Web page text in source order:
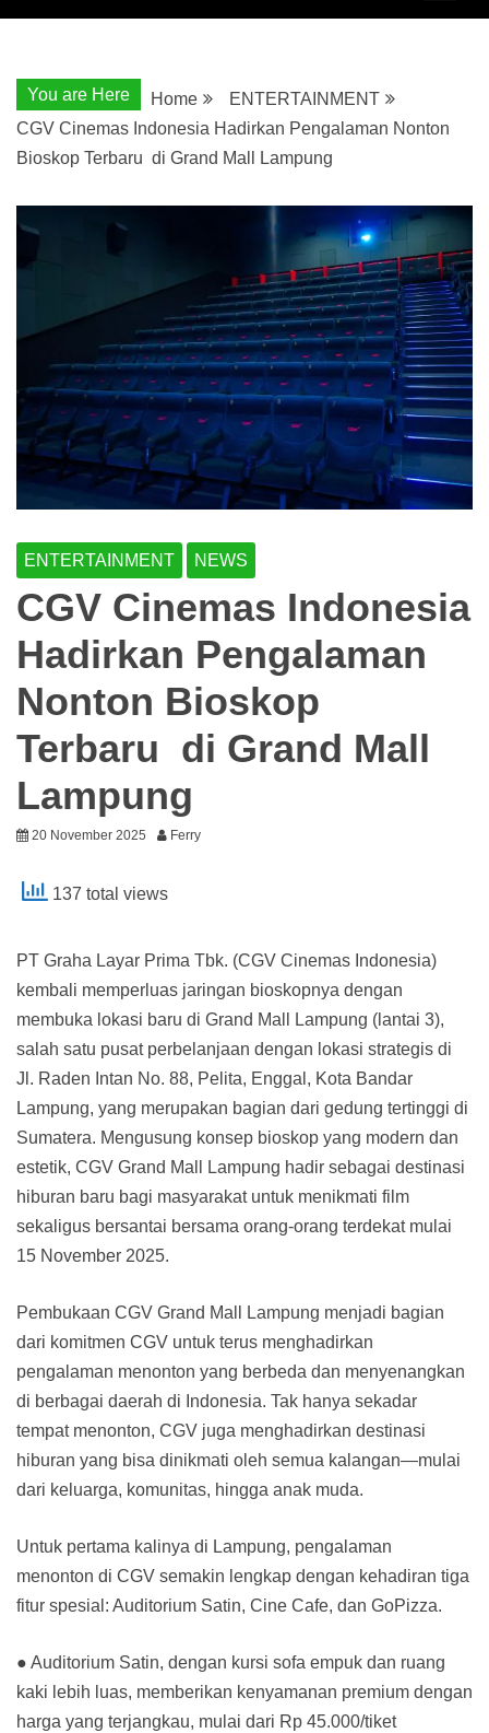
You are Here Home
ENTERTAINMENT
CGV Cinemas Indonesia Hadirkan Pengalaman Nonton
Bioskop Terbaru di Grand Mall Lampung
ENTERTAINMENT NEWS
CGV Cinemas Indonesia
Hadirkan Pengalaman
Nonton Bioskop
Terbaru di Grand Mall
Lampung
20 November 2025 Ferry
137 total views
PT Graha Layar Prima Tbk. (CGV Cinemas Indonesia)
kembali memperluas jaringan bioskopnya dengan
membuka lokasi baru di Grand Mall Lampung (lantai 3),
salah satu pusat perbelanjaan dengan lokasi strategis di
Jl. Raden Intan No. 88, Pelita, Enggal, Kota Bandar
Lampung, yang merupakan bagian dari gedung tertinggi di
Sumatera. Mengusung konsep bioskop yang modern dan
estetik, CGV Grand Mall Lampung hadir sebagai destinasi
hiburan baru bagi masyarakat untuk menikmati film
sekaligus bersantai bersama orang-orang terdekat mulai
15 November 2025.
Pembukaan CGV Grand Mall Lampung menjadi bagian
dari komitmen CGV untuk terus menghadirkan
pengalaman menonton yang berbeda dan menyenangkan
di berbagai daerah di Indonesia. Tak hanya sekadar
tempat menonton, CGV juga menghadirkan destinasi
hiburan yang bisa dinikmati oleh semua kalangan—mulai
dari keluarga, komunitas, hingga anak muda.
Untuk pertama kalinya di Lampung, pengalaman
menonton di CGV semakin lengkap dengan kehadiran tiga
fitur spesial: Auditorium Satin, Cine Cafe, dan GoPizza.
● Auditorium Satin, dengan kursi sofa empuk dan ruang
kaki lebih luas, memberikan kenyamanan premium dengan
harga yang terjangkau, mulai dari Rp 45.000/tiket